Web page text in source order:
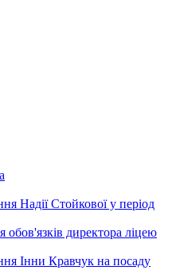
Надії Стойкової у період
обов'язків директора ліцею
Інни Кравчук на посаду